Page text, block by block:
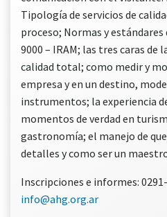
Tipología de servicios de
proceso; Normas y
9000 – IRAM; las tres caras de
calidad total; como medir y
empresa y en un destino,
instrumentos; la experiencia
momentos de verdad en
gastronomía; el manejo de
detalles y como ser un
Inscripciones e informes:
info@ahg.org.ar